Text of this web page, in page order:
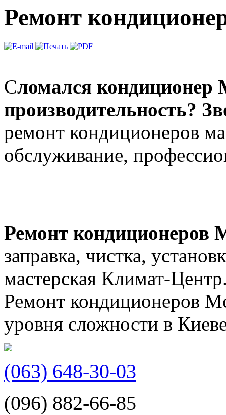
Ремонт
Сломался кондиционер
производительность?
ремонт кондиционеров
обслуживание,
Ремонт кондиционеров
заправка, чистка,
мастерская Климат-
Ремонт кондиционеров
уровня сложности в
(063) 648-30-03
(096) 882-66-85